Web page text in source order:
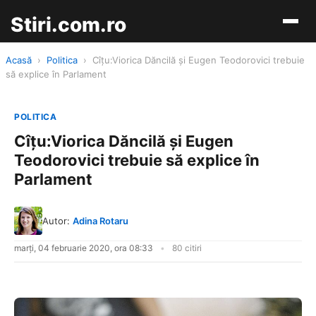
Stiri.com.ro
Acasă › Politica ›
Cîţu:Viorica Dăncilă şi Eugen Teodorovici trebuie
să explice în Parlament
POLITICA
Cîţu:Viorica Dăncilă şi Eugen
Teodorovici trebuie să explice în
Parlament
Autor: Adina Rotaru
marți, 04 februarie 2020, ora 08:33 80 citiri